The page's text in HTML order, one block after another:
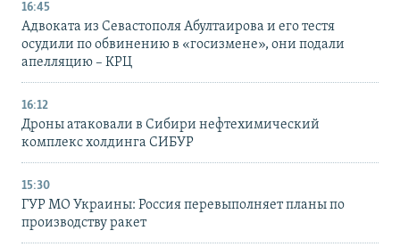
16:45
Адвоката из Севастополя Абултаирова и его тестя
осудили по обвинению в «госизмене», они подали
апелляцию – КРЦ
16:12
Дроны атаковали в Сибири нефтехимический
комплекс холдинга СИБУР
15:30
ГУР МО Украины: Россия перевыполняет планы по
производству ракет